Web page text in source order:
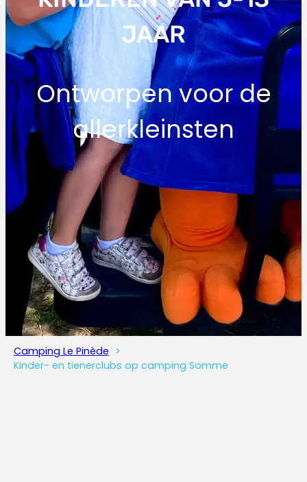
JAAR
Ontworpen voor de
allerkleinsten
Camping Le Pinède
Kinder- en tienerclubs op camping Somme